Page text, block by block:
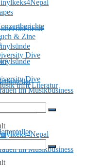
Dive
im Musikbusiness
& Zine
trifft Literatur
Dive
im Musikbusiness